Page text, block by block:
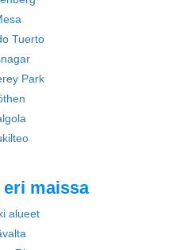
Tuerto
Park
maissa
alueet